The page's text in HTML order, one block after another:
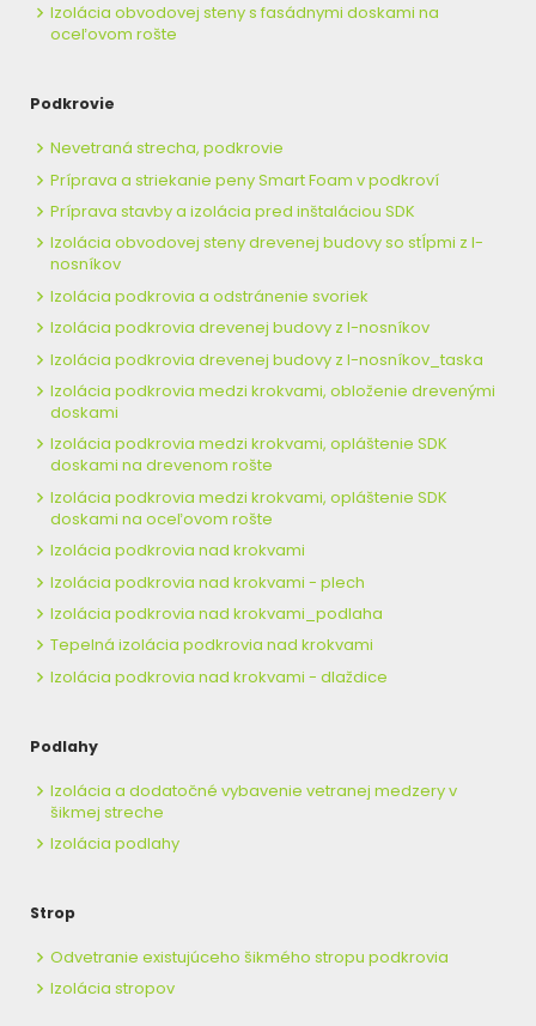
Izolácia obvodovej steny s fasádnymi doskami na
oceľovom rošte
Podkrovie
Nevetraná strecha, podkrovie
Príprava a striekanie peny Smart Foam v podkroví
Príprava stavby a izolácia pred inštaláciou SDK
Izolácia obvodovej steny drevenej budovy so stĺpmi z I-
nosníkov
Izolácia podkrovia a odstránenie svoriek
Izolácia podkrovia drevenej budovy z I-nosníkov
Izolácia podkrovia drevenej budovy z I-nosníkov_taska
Izolácia podkrovia medzi krokvami, obloženie drevenými
doskami
Izolácia podkrovia medzi krokvami, opláštenie SDK
doskami na drevenom rošte
Izolácia podkrovia medzi krokvami, opláštenie SDK
doskami na oceľovom rošte
Izolácia podkrovia nad krokvami
Izolácia podkrovia nad krokvami - plech
Izolácia podkrovia nad krokvami_podlaha
Tepelná izolácia podkrovia nad krokvami
Izolácia podkrovia nad krokvami - dlaždice
Podlahy
Izolácia a dodatočné vybavenie vetranej medzery v
šikmej streche
Izolácia podlahy
Strop
Odvetranie existujúceho šikmého stropu podkrovia
Izolácia stropov